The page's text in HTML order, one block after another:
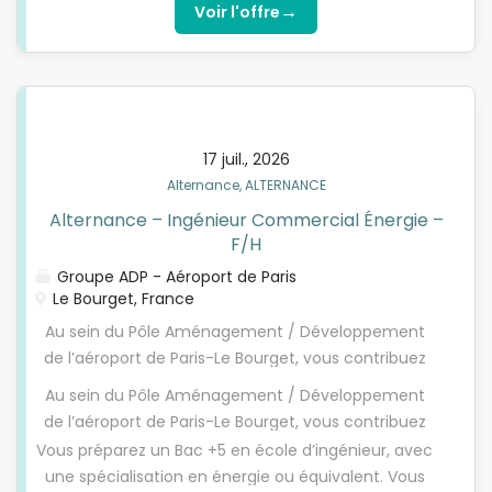
les outils digitaux et vous vous intéressez aux sujets
data / IA / CRM Vous avez moins de 30 ans (sauf
exceptions L.6222-2 du code du travail) Permis B
Voir l'offre →
17 juil., 2026
Alternance, ALTERNANCE
Alternance – Ingénieur Commercial Énergie –
F/H
Groupe ADP - Aéroport de Paris
Le Bourget, France
Au sein du Pôle Aménagement / Développement
de l’aéroport de Paris-Le Bourget, vous contribuez
aux réflexions et projets liés à la distribution
d’énergie et au développement de solutions
adaptées aux besoins des clients et partenaires de
la plateforme. Vous évoluez en collaboration avec
Au sein du Pôle Aménagement / Développement
de l’aéroport de Paris-Le Bourget, vous contribuez
aux réflexions et projets liés à la distribution
d’énergie et au développement de solutions
Vous préparez un Bac +5 en école d’ingénieur, avec
une spécialisation en énergie ou équivalent. Vous